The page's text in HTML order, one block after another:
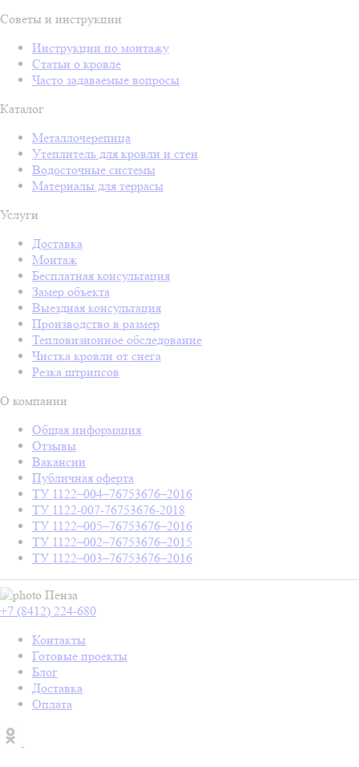
Советы и инструкции
Инструкции по монтажу
Статьи о кровле
Часто задаваемые вопросы
Каталог
Металлочерепица
Утеплитель для кровли и стен
Водосточные системы
Материалы для террасы
Услуги
Доставка
Монтаж
Бесплатная консультация
Замер объекта
Выездная консультация
Производство в размер
Тепловизионное обследование
Чистка кровли от снега
Резка штрипсов
О компании
Общая информация
Отзывы
Вакансии
Публичная оферта
ТУ 1122–004–76753676–2016
ТУ 1122-007-76753676-2018
ТУ 1122–005–76753676–2016
ТУ 1122–002–76753676–2015
ТУ 1122–003–76753676–2016
Пенза
+7 (8412) 224-680
Контакты
Готовые проекты
Блог
Доставка
Оплата